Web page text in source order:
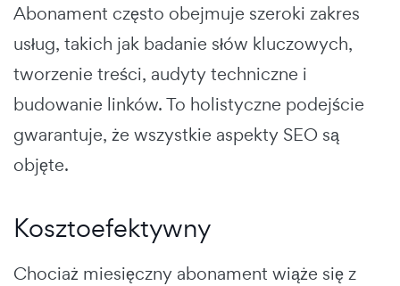
Abonament często obejmuje szeroki zakres
usług, takich jak badanie słów kluczowych,
tworzenie treści, audyty techniczne i
budowanie linków. To holistyczne podejście
gwarantuje, że wszystkie aspekty SEO są
objęte.
Kosztoefektywny
Chociaż miesięczny abonament wiąże się z